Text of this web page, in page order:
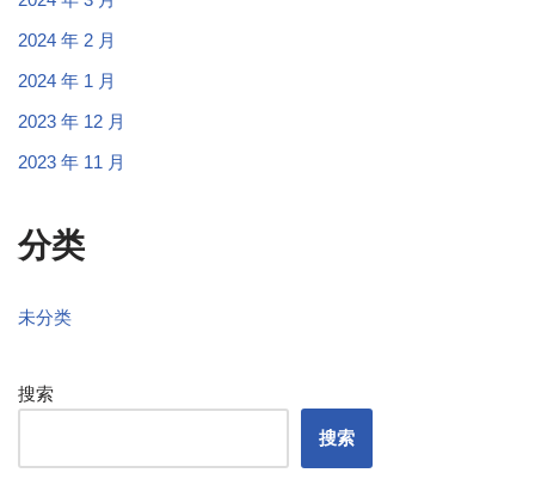
2024 年 2 月
2024 年 1 月
2023 年 12 月
2023 年 11 月
分类
未分类
搜索
搜索